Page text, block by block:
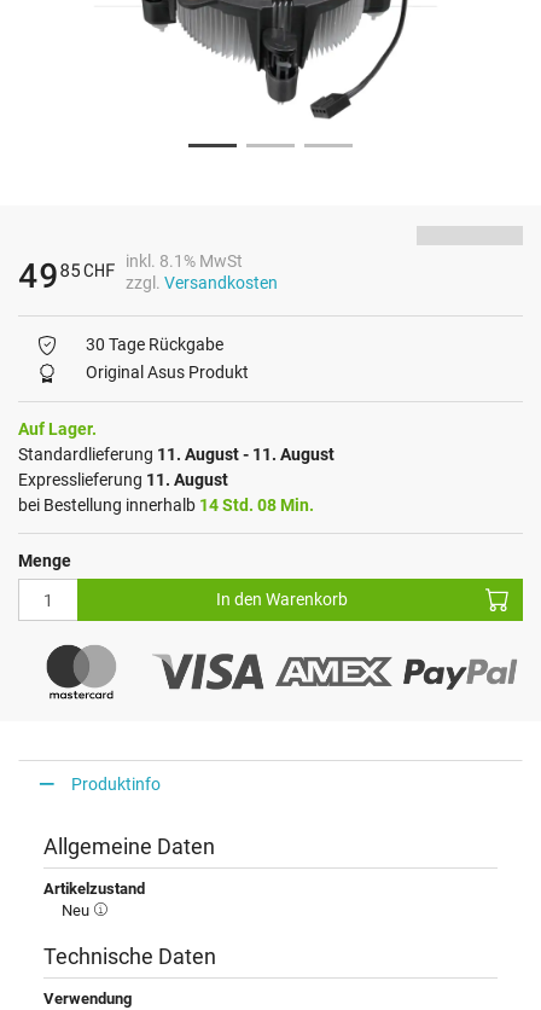
4985CHF
inkl. 8.1% MwSt
zzgl. Versandkosten
30 Tage Rückgabe
Original Asus Produkt
Auf Lager.
Standardlieferung 11. August - 11. August
Expresslieferung 11. August
bei Bestellung innerhalb 14 Std. 08 Min.
Menge
In den Warenkorb
Produktinfo
Allgemeine Daten
Artikelzustand
Neu
Technische Daten
Verwendung